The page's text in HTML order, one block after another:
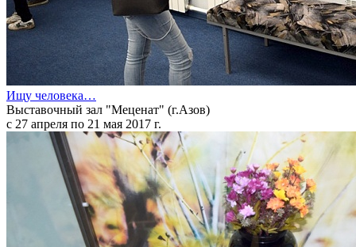
Ищу человека…
Выставочный зал "Меценат" (г.Азов)
с 27 апреля по 21 мая 2017 г.